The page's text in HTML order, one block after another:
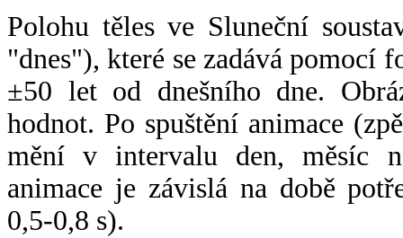
Polohu těles ve Sluneční
"dnes"), které se zadává pomocí
±50 let od dnešního dne.
hodnot. Po spuštění animace
mění v intervalu den, měsíc
animace je závislá na době
0,5-0,8 s).